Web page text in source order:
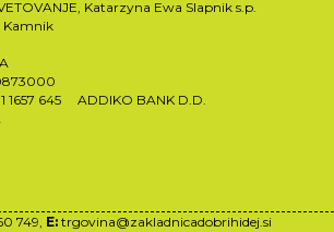
Katarzyna Ewa Slapnik s.p.
Kamnik
1657 645 ADDIKO BANK D.D.
749, E: trgovina@zakladnicadobrihidej.si